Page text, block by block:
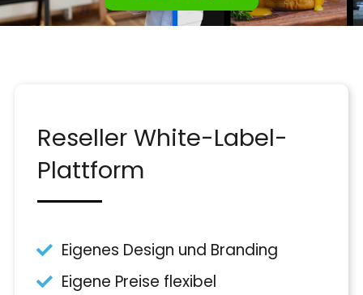
Reseller White-Label-
Plattform
Eigenes Design und Branding
Eigene Preise flexibel